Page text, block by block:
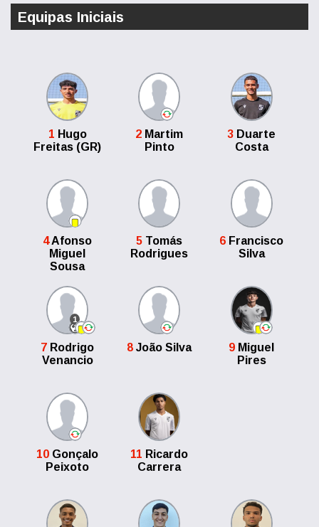
Equipas Iniciais
1 Hugo
Freitas (GR)
2 Martim
Pinto
3 Duarte
Costa
4Afonso
Miguel
Sousa
5 Tomás
Rodrigues
6 Francisco
Silva
1
7 Rodrigo
Venancio
8 João Silva 9 Miguel
Pires
10 Gonçalo
Peixoto
11 Ricardo
Carrera